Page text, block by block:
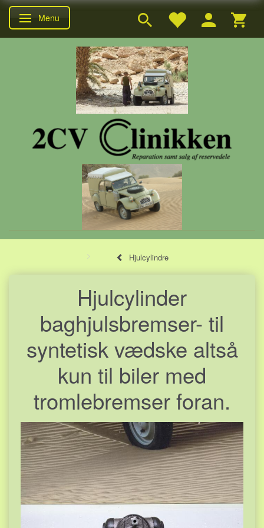
Skifte navigation
Menu
Hjulcylindre
Hjulcylinder
baghjulsbremser- til
syntetisk vædske altså
kun til biler med
tromlebremser foran.